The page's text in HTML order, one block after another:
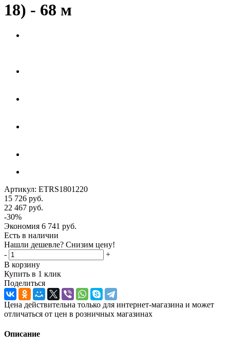
18) - 68 м
Артикул: ETRS1801220
15 726 руб.
22 467 руб.
-30%
Экономия 6 741 руб.
Есть в наличии
Нашли дешевле? Снизим цену!
-
+
В корзину
Купить в 1 клик
Поделиться
Цена действительна только для интернет-магазина и может
отличаться от цен в розничных магазинах
Описание